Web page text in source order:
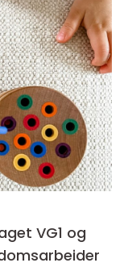
VG1 og